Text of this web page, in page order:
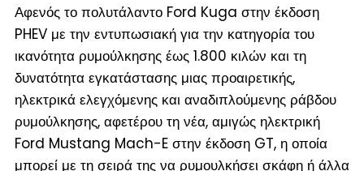
Αφενός το πολυτάλαντο Ford Kuga στην έκδοση
PHEV με την εντυπωσιακή για την κατηγορία του
ικανότητα ρυμούλκησης έως 1.800 κιλών και τη
δυνατότητα εγκατάστασης μιας προαιρετικής,
ηλεκτρικά ελεγχόμενης και αναδιπλούμενης ράβδου
ρυμούλκησης, αφετέρου τη νέα, αμιγώς ηλεκτρική
Ford Mustang Mach-E στην έκδοση GT, η οποία
μπορεί με τη σειρά της να ρυμουλκήσει σκάφη ή άλλα